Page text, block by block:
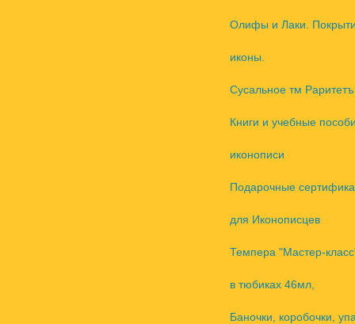
Олифы и Лаки.
иконы.
Сусальное тм Раритетъ
Книги и учебные
иконописи
Подарочные
для Иконописцев
Темпера "Мастер-
в тюбиках 46мл,
Баночки, коробочки,